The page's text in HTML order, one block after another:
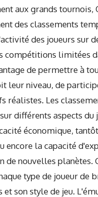
aux grands tournois,
des classements
des joueurs sur
compétitions limitées
de permettre à
leur niveau, de
réalistes. Les
différents aspects du
économique,
encore la capacité
de nouvelles planètes.
type de joueur de
et son style de jeu.